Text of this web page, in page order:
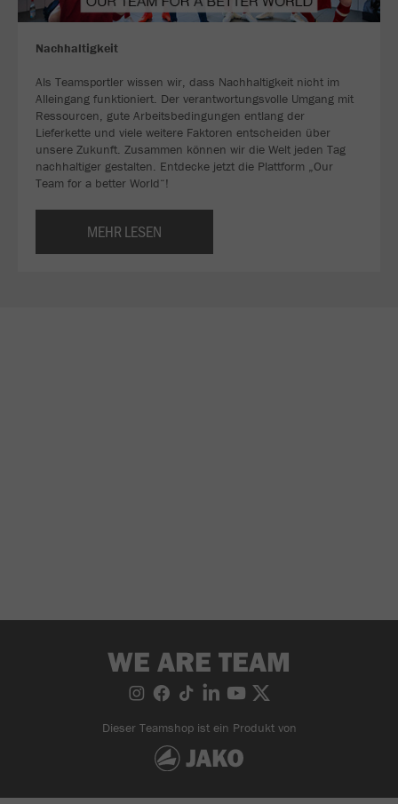
Nachhaltigkeit
Als Teamsportler wissen wir, dass Nachhaltigkeit nicht im
Alleingang funktioniert. Der verantwortungsvolle Umgang mit
Ressourcen, gute Arbeitsbedingungen entlang der
Lieferkette und viele weitere Faktoren entscheiden über
unsere Zukunft. Zusammen können wir die Welt jeden Tag
nachhaltiger gestalten. Entdecke jetzt die Plattform „Our
Team for a better World“!
MEHR LESEN
WE ARE TEAM
Dieser Teamshop ist ein Produkt von